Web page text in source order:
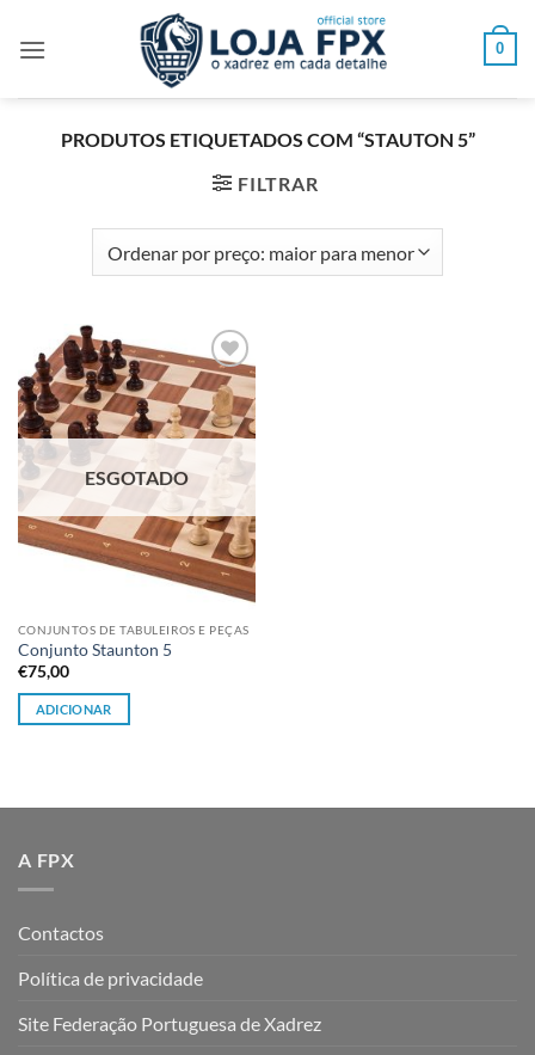
0
PRODUTOS ETIQUETADOS COM “STAUTON 5”
FILTRAR
Adicionar
à lista de
desejos
ESGOTADO
CONJUNTOS DE TABULEIROS E PEÇAS
Conjunto Staunton 5
€75,00
ADICIONAR
A FPX
Contactos
Política de privacidade
Site Federação Portuguesa de Xadrez